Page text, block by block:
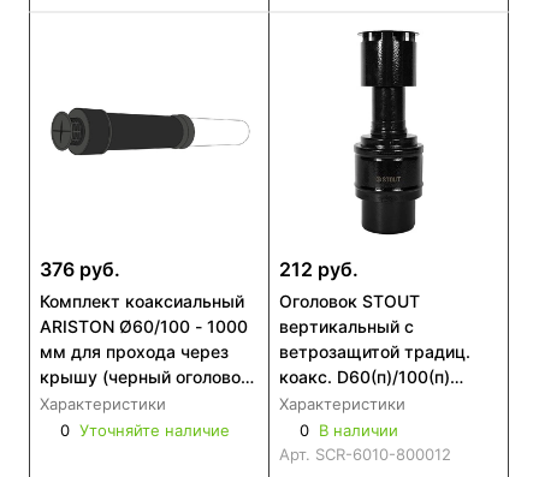
376 руб.
Комплект коаксиальный
ARISTON Ø60/100 - 1000
мм для прохода через
крышу (черный оголовок)
3318855
Характеристики
0 Уточняйте наличие
212 руб.
Оголовок STOUT
вертикальный с
ветрозащитой традиц.
коакс. D60(п)/100(п)
ЧЕРНЫЙ узкий (SCR-
6010-800012)
Характеристики
0 В наличии
Арт. SCR-6010-800012